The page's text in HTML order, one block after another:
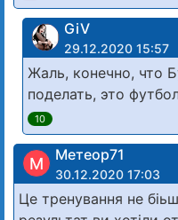
GiV
29.12.2020 15:57
Жаль, конечно, что
поделать, это
10
М Метеор71
30.12.2020 17:03
Це тренування не